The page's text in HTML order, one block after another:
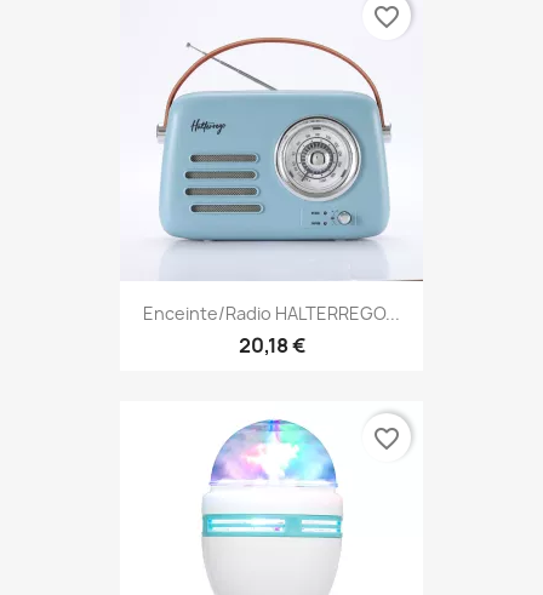
Enceinte/Radio HALTERREGO...
20,18 €
favorite_border
favorite_border